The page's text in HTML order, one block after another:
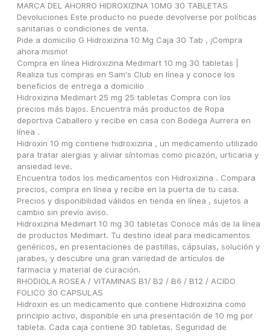
MARCA DEL AHORRO HIDROXIZINA 10MG 30 TABLETAS
Devoluciones Este producto no puede devolverse por políticas
sanitarias o condiciones de venta.
Pide a domicilio G Hidroxizina 10 Mg Caja 30 Tab , ¡Compra
ahora mismo!
Compra en línea Hidroxizina Medimart 10 mg 30 tabletas |
Realiza tus compras en Sam's Club en línea y conoce los
beneficios de entrega a domicilio
Hidroxizina Medimart 25 mg 25 tabletas Compra con los
precios más bajos. Encuentra más productos de Ropa
deportiva Caballero y recibe en casa con Bodega Aurrera en
línea .
Hidroxin 10 mg contiene hidroxizina , un medicamento utilizado
para tratar alergias y aliviar síntomas como picazón, urticaria y
ansiedad leve.
Encuentra todos los medicamentos con Hidroxizina . Compara
precios, compra en línea y recibe en la puerta de tu casa.
Precios y disponibilidad válidos en tienda en línea , sujetos a
cambio sin previo aviso.
Hidroxizina Medimart 10 mg 30 tabletas Conoce más de la línea
de productos Medimart. Tu destino ideal para medicamentos
genéricos, en presentaciones de pastillas, cápsulas, solución y
jarabes, y descubre una gran variedad de artículos de
farmacia y material de curación.
RHODIOLA ROSEA / VITAMINAS B1/ B2 / B6 / B12 / ACIDO
FOLICO 30 CAPSULAS
Hidroxin es un medicamento que contiene Hidroxizina como
principio activo, disponible en una presentación de 10 mg por
tableta. Cada caja contiene 30 tabletas. Seguridad de